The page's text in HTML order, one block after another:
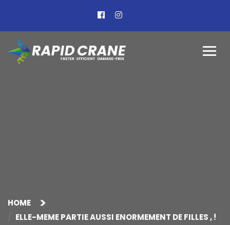
HOME
ELLE-MEME PARTIE AUSSI ENORMEMENT DE FILLES , !